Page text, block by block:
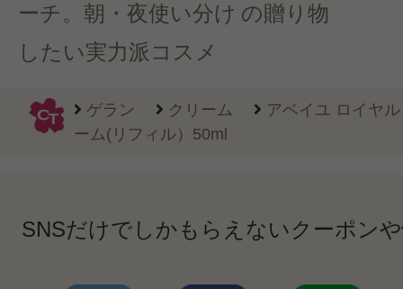
ーチ。朝・夜使い分け
したい実力派コスメ
の贈り物
ゲラン クリーム
アベイユ ロイヤ
ーム(リフィル）50ml
SNSだけでしかもらえないクーポン